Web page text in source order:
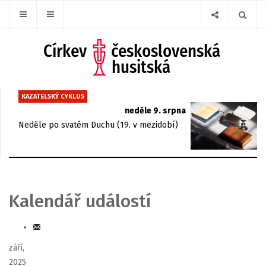
KAZATELSKÝ CYKLUS
neděle 9. srpna
Neděle po svatém Duchu (19. v mezidobí)
Kalendář událostí
září,
2025